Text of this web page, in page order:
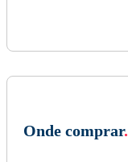
Onde comprar.